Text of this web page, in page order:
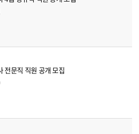
전문직 직원 공개 모집